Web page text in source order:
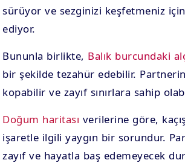
sürüyor ve sezginizi keşfetmeniz
ediyor.
Bununla birlikte, Balık burcundaki
bir şekilde tezahür edebilir.
kopabilir ve zayıf sınırlara sahip
Doğum haritası verilerine göre,
işaretle ilgili yaygın bir sorundur.
zayıf ve hayatla baş edemeyecek